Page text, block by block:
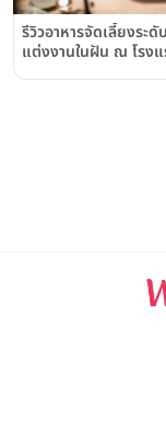
รีวิวอาหารจัดเลี้ยงระ
แต่งงานในฝัน ณ โรง